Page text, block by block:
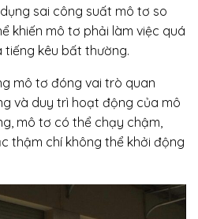
sai công suất mô tơ so
khiến mô tơ phải làm việc quá
kêu bất thường.
mô tơ đóng vai trò quan
và duy trì hoạt động của mô
mô tơ có thể chạy chậm,
thậm chí không thể khởi động